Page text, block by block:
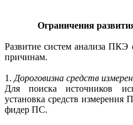
Ограничения
Развитие систем анализа
причинам.
1. Дороговизна средств
Для поиска источников
установка средств
фидер ПС.